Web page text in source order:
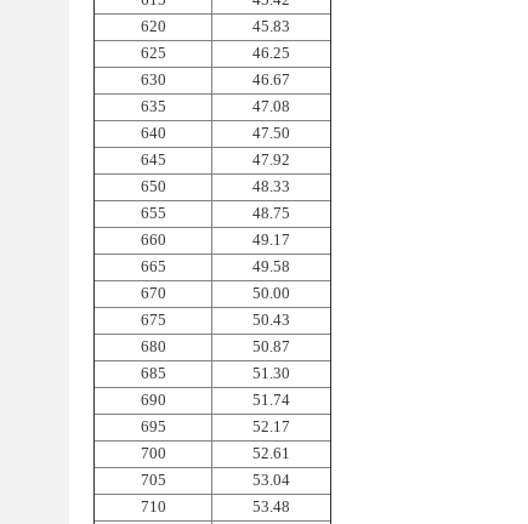
620
45.83
625
46.25
630
46.67
635
47.08
640
47.50
645
47.92
650
48.33
655
48.75
660
49.17
665
49.58
670
50.00
675
50.43
680
50.87
685
51.30
690
51.74
695
52.17
700
52.61
705
53.04
710
53.48